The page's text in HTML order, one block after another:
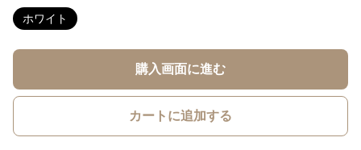
ホワイト
購入画面に進む
カートに追加する